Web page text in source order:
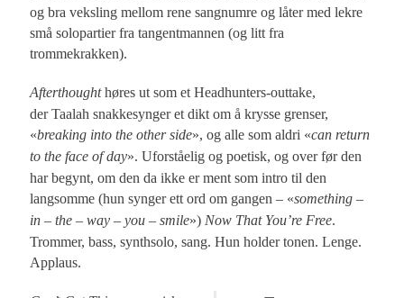
og bra veksling mellom rene sangnumre og låter med lekre
små solopartier fra tangentmannen (og litt fra
trommekrakken).
Afterthoughthøres ut som et Headhunters-outtake,
der Taalah snakkesynger et dikt om å krysse grenser,
«breaking into the other side», og alle som aldri «can return
to the face of day». Uforståelig og poetisk, og over før den
har begynt, om den da ikke er ment som intro til den
langsomme (hun synger ett ord om gangen – «something –
in – the – way – you – smile») Now That You’re Free.
Trommer, bass, synthsolo, sang. Hun holder tonen. Lenge.
Applaus.